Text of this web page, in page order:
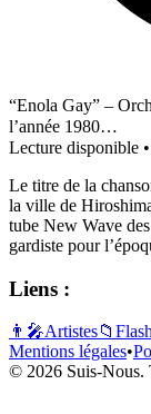
“Enola Gay” –
l’année 1980…
Lecture disponible
Le titre de la
la ville de
tube New Wave
gardiste pour
Liens :
👨‍🎤Artistes📁
Mentions légales•
© 2026 Suis-Nous.